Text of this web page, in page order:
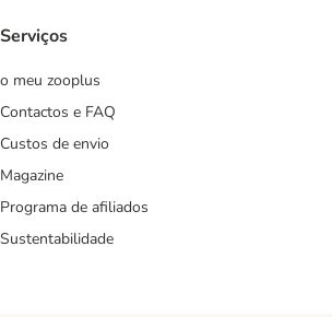
Serviços
o meu zooplus
Contactos e FAQ
Custos de envio
Magazine
Programa de afiliados
Sustentabilidade